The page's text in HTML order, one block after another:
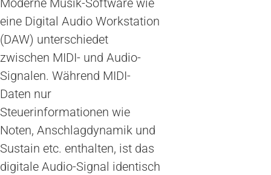
Moderne Musik-Software wie
eine Digital Audio Workstation
(DAW) unterschiedet
zwischen MIDI- und Audio-
Signalen. Während MIDI-
Daten nur
Steuerinformationen wie
Noten, Anschlagdynamik und
Sustain etc. enthalten, ist das
digitale Audio-Signal identisch